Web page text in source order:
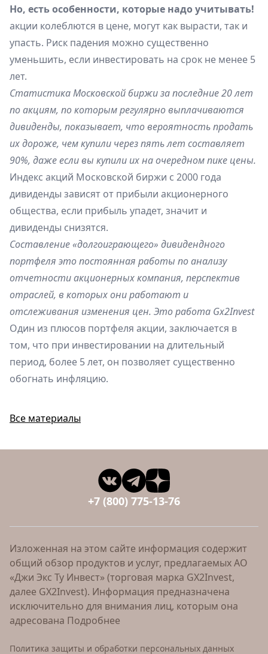
Но, есть особенности, которые надо учитывать!
акции колеблются в цене, могут как вырасти, так и
упасть. Риск падения можно существенно
уменьшить, если инвестировать на срок не менее 5
лет.
Статистика Московской биржи за последние 20 лет
по акциям, по которым регулярно выплачиваются
дивиденды, показывает, что вероятность продать
их дороже, чем купили через пять лет составляет
90%, даже если вы купили их на очередном пике цены.
Индекс акций Московской биржи с 2000 года
дивиденды зависят от прибыли акционерного
общества, если прибыль упадет, значит и
дивиденды снизятся.
Составление «долгоиграющего» дивидендного
портфеля это постоянная работы по анализу
отчетности акционерных компания, перспектив
отраслей, в которых они работают и
отслеживания изменения цен. Это работа Gx2Invest
Один из плюсов портфеля акции, заключается в
том, что при инвестировании на длительный
период, более 5 лет, он позволяет существенно
обогнать инфляцию.
Все материалы
+7 (800) 775-13-76
Изложенная на этом сайте информация содержит
общий обзор продуктов и услуг, предлагаемых АО
«Джи Экс Ту Инвест» (торговая марка GX2Invest,
далее GX2Invest). Информация предназначена
исключительно для внимания лиц, которым она
адресована Подробнее
Политика защиты и обработки персональных данных